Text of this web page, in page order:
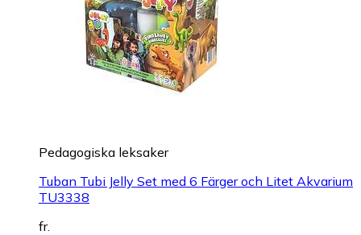
Pedagogiska leksaker
Tuban Tubi Jelly Set med 6 Färger och Litet Akvarium
TU3338
fr.